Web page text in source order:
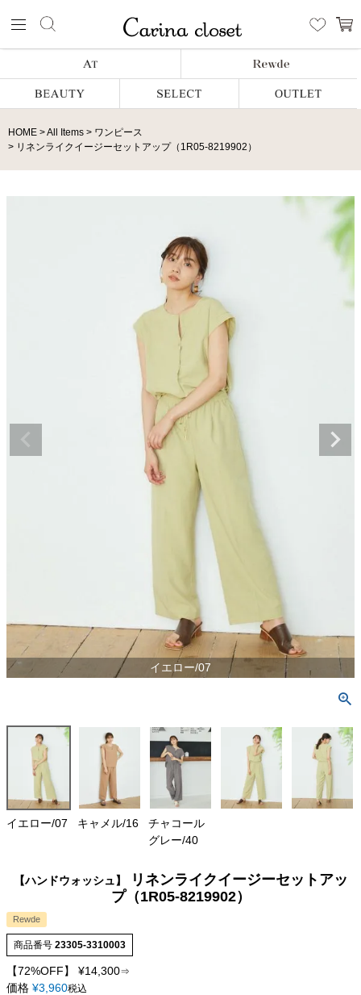
HOME All Items
ワンピース
リネンライクイージーセットアップ（1R05-8219902）
イエロー/07
イエロー/07 キャメル/16
チャコール
グレー/40
【ハンドウォッシュ】
リネンライクイージーセットアッ
プ（1R05-8219902）
Rewde
商品番号 23305-3310003
【72%OFF】 ¥14,300⇒
価格 ¥3,960税込